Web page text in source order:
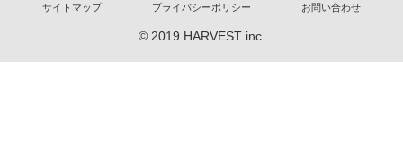
サイトマップ プライバシーポリシー お問い合わせ
© 2019 HARVEST inc.